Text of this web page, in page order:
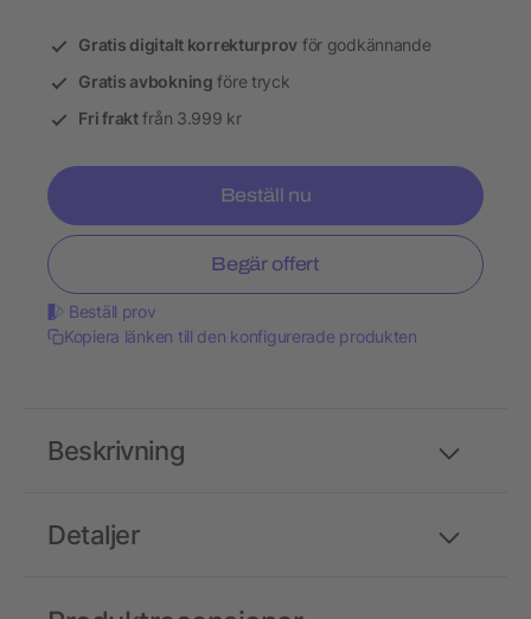
Gratis digitalt korrekturprov för godkännande
Gratis avbokning före tryck
Fri fraktfrån 3.999 kr
Beställ nu
Begär offert
Beställ prov
Kopiera länken till den konfigurerade produkten
Detaljer
Beskrivning